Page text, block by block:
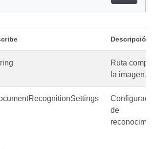
Descripción
Ruta
la imagen.
de